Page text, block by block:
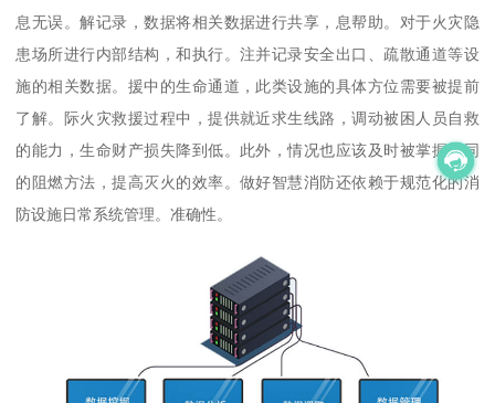
息无误。解记录，数据将相关数据进行共享，息帮助。对于火灾隐
患场所进行内部结构，和执行。注并记录安全出口、疏散通道等设
施的相关数据。援中的生命通道，此类设施的具体方位需要被提前
了解。际火灾救援过程中，提供就近求生线路，调动被困人员自救
的能力，生命财产损失降到低。此外，情况也应该及时被掌握。同
的阻燃方法，提高灭火的效率。做好智慧消防还依赖于规范化的消
防设施日常系统管理。准确性。